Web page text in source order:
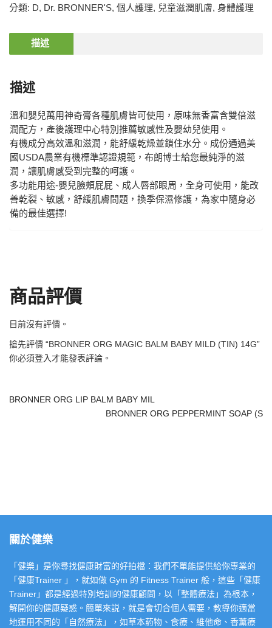
分類: D, Dr. BRONNER'S, 個人護理, 兒童滋潤肌膚, 身體護理
描述
描述
溫和嬰兒萬用神奇膏各種肌膚皆可使用，原味無香富含雙倍滋
潤配方，產後護理中心特別推薦敏感性及嬰幼兒使用。
有機成分高效溫和滋潤，能舒緩乾燥並鎖住水分。成份通過美
國USDA農業有機標準認證規範，布朗博士給您最純淨的滋
潤，讓肌膚感受到完整的呵護。
多功能用途-嬰兒臉頰屁屁、成人唇部眼周，全身可使用，能改
善乾裂、敏感，舒緩肌膚問題，換季保濕修護，為家中隨身必
備的最佳選擇!
商品評價
目前沒有評價。
搶先評價 “BRONNER ORG MAGIC BALM BABY MILD (TIN) 14G”
你必須登入才能發表評論。
BRONNER ORG LIP BALM BABY MIL
BRONNER ORG PEPPERMINT SOAP (S
關於健樂
「健樂」是你尋找健康財富的好拍檔：我們不單能提供給你專業的
「健康Trainer 」，就如做 Gym 的 Fitness Trainer 般，這些「健康
Trainer」都是經過特別培訓的健康顧問，以「整體療法」為根本，
解開你的健康疑惑。簡單來説，就是會切合個人需要，教導你適當
地運用不同的「自然療法」，如草本葯物、食療、維他命、香薰療